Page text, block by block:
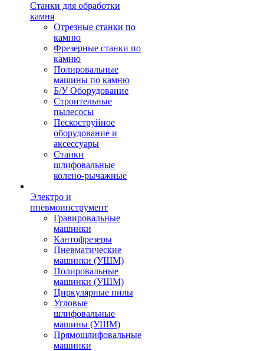
Станки для обработки
камня
Отрезные станки по
камню
Фрезерные станки по
камню
Полировальные
машины по камню
Б/У Оборудование
Строительные
пылесосы
Пескоструйное
оборудование и
аксессуары
Станки
шлифовальные
колено-рычажные
Электро и
пневмоинструмент
Гравировальные
машинки
Кантофрезеры
Пневматические
машинки (УШМ)
Полировальные
машинки (УШМ)
Циркулярные пилы
Угловые
шлифовальные
машины (УШМ)
Прямошлифовальные
машинки